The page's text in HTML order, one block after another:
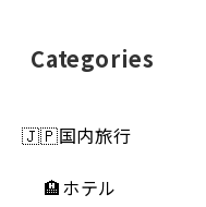
Categories
🇯🇵国内旅行
🏨ホテル